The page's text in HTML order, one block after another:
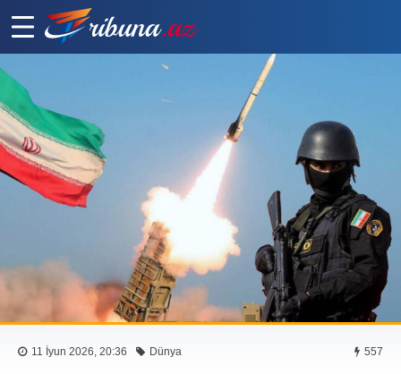
11 İyun 2026, 20:36 Dünya 557